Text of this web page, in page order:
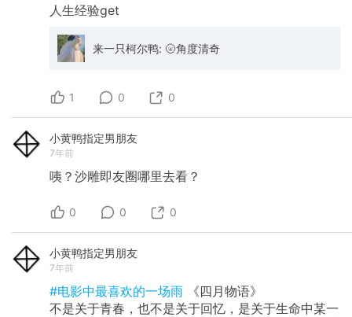
人生经验get
来一只柯尔鸭: 🌝角度清奇
1 0 0
小黄鸭指定男朋友
7年前
咦？沙雕即友圈哪里去看？
0 0 0
小黄鸭指定男朋友
7年前
#电影中最喜欢的一场雨
《四月物语》
不是关于青春，也不是关于回忆，是关于生命中某一